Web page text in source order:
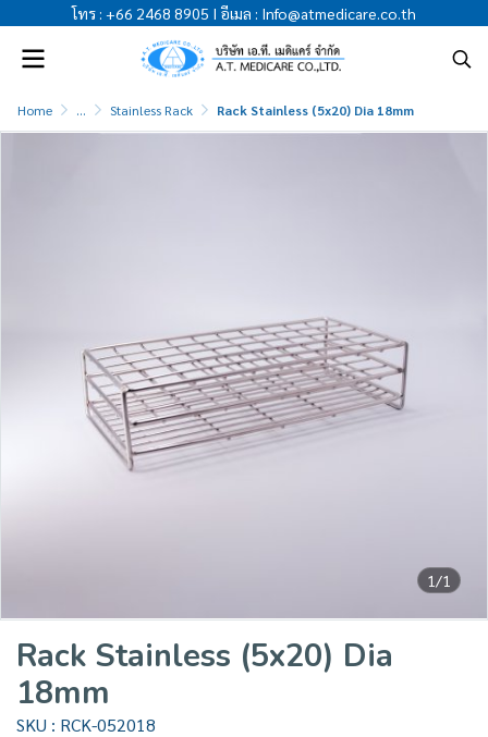
โทร : +66 2468 8905 I อีเมล : Info@atmedicare.co.th
Home ... Stainless Rack Rack Stainless (5x20) Dia 18mm
1/1
Rack Stainless (5x20) Dia
18mm
SKU : RCK-052018